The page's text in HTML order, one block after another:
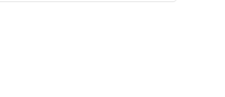
draw.io